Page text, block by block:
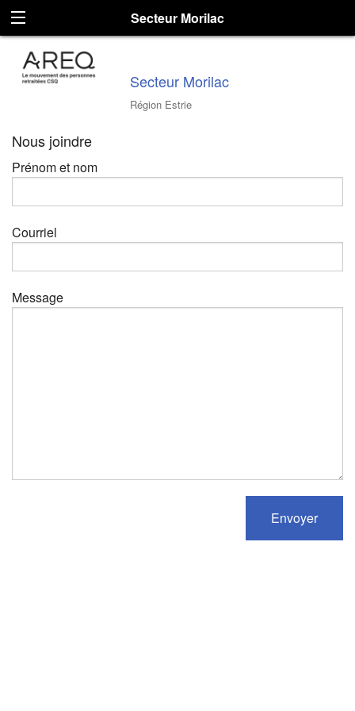
Secteur Morilac
Secteur Morilac
Région Estrie
Nous joindre
Prénom et nom
Courriel
Message